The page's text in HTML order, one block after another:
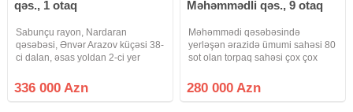
qəs., 1 otaq
Sabunçu rayon, Nardaran
qəsəbəsi, Ənvər Arazov küçəsi 38-
ci dalan, əsas yoldan 2-ci yer
sahəsi satılır Əlavə olaraq 1.5sot
vardır Sənəd KUPÇA Kod: Sea
336 000 Azn
Məhəmmədli qəs., 9 otaq
Məhəmmədi qəsəbəsində
yerləşən ərazidə ümumi sahəsi 80
sot olan torpaq sahəsi çox çox
qiymətə satılır.İki 3.4 hissəyə
bölünüb satıla bilər. Ərazidə
280 000 Azn